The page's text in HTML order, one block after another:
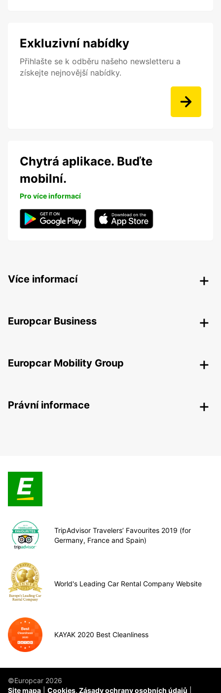
Exkluzivní nabídky
Přihlašte se k odběru našeho newsletteru a
získejte nejnovější nabídky.
Chytrá aplikace. Buďte
mobilní.
Pro více informací
Více informací
Europcar Business
Europcar Mobility Group
Právní informace
TripAdvisor Travelers’ Favourites 2019 (for
Germany, France and Spain)
World's Leading Car Rental Company Website
KAYAK 2020 Best Cleanliness
©Europcar 2026
Site mapa
Cookies, Zásady ochrany osobních údajů